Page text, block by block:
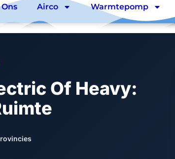
Airco Warmtepomp
Of Heavy: